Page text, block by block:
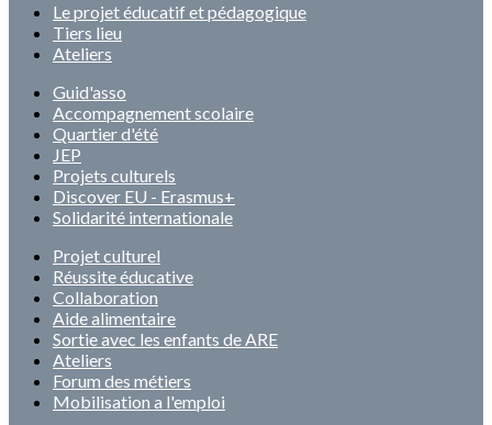
Le projet éducatif et pédagogique
Tiers lieu
Ateliers
Guid'asso
Accompagnement scolaire
Quartier d'été
JEP
Projets culturels
Discover EU - Erasmus+
Solidarité internationale
Projet culturel
Réussite éducative
Collaboration
Aide alimentaire
Sortie avec les enfants de ARE
Ateliers
Forum des métiers
Mobilisation a l'emploi